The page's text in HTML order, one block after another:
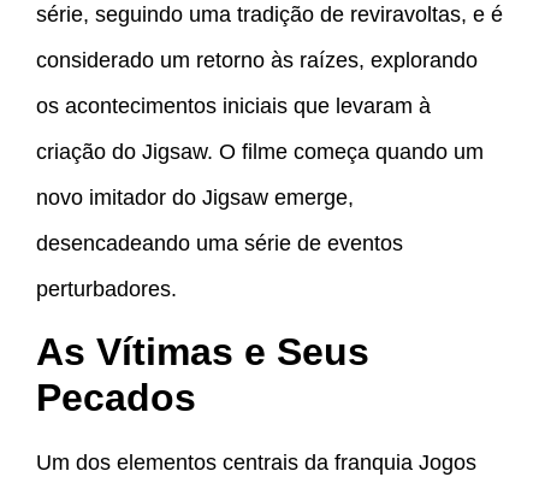
série, seguindo uma tradição de reviravoltas, e é
considerado um retorno às raízes, explorando
os acontecimentos iniciais que levaram à
criação do Jigsaw. O filme começa quando um
novo imitador do Jigsaw emerge,
desencadeando uma série de eventos
perturbadores.
As Vítimas e Seus
Pecados
Um dos elementos centrais da franquia Jogos